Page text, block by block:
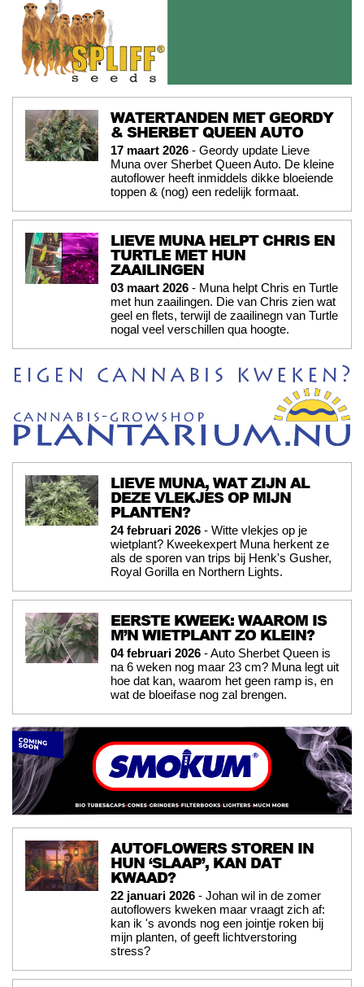
WATERTANDEN MET GEORDY
& SHERBET QUEEN AUTO
17 maart 2026 - Geordy update Lieve
Muna over Sherbet Queen Auto. De kleine
autoflower heeft inmiddels dikke bloeiende
toppen & (nog) een redelijk formaat.
LIEVE MUNA HELPT CHRIS EN
TURTLE MET HUN
ZAAILINGEN
03 maart 2026 - Muna helpt Chris en Turtle
met hun zaailingen. Die van Chris zien wat
geel en flets, terwijl de zaailinegn van Turtle
nogal veel verschillen qua hoogte.
LIEVE MUNA, WAT ZIJN AL
DEZE VLEKJES OP MIJN
PLANTEN?
24 februari 2026 - Witte vlekjes op je
wietplant? Kweekexpert Muna herkent ze
als de sporen van trips bij Henk's Gusher,
Royal Gorilla en Northern Lights.
EERSTE KWEEK: WAAROM IS
M’N WIETPLANT ZO KLEIN?
04 februari 2026 - Auto Sherbet Queen is
na 6 weken nog maar 23 cm? Muna legt uit
hoe dat kan, waarom het geen ramp is, en
wat de bloeifase nog zal brengen.
AUTOFLOWERS STOREN IN
HUN ‘SLAAP’, KAN DAT
KWAAD?
22 januari 2026 - Johan wil in de zomer
autoflowers kweken maar vraagt zich af:
kan ik 's avonds nog een jointje roken bij
mijn planten, of geeft lichtverstoring
stress?